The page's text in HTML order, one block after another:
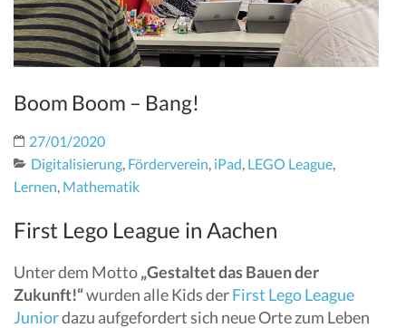
Boom Boom – Bang!
27/01/2020
Digitalisierung Förderverein iPad LEGO League
Lernen Mathematik
First Lego League in Aachen
Unter dem Motto„Gestaltet das Bauen der
Zukunft!“wurden alle Kids derFirst Lego League
Juniordazu aufgefordert sich neue Orte zum Leben